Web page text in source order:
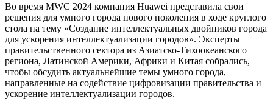
Во время MWC 2024 компания Huawei представила свои
решения для умного города нового поколения в ходе круглого
стола на тему «Создание интеллектуальных двойников города
для ускорения интеллектуализации городов». Эксперты
правительственного сектора из Азиатско-Тихоокеанского
региона, Латинской Америки, Африки и Китая собрались,
чтобы обсудить актуальнейшие темы умного города,
направленные на содействие цифровизации правительства и
ускорение интеллектуализации городов.